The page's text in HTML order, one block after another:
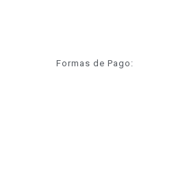
Formas de Pago: